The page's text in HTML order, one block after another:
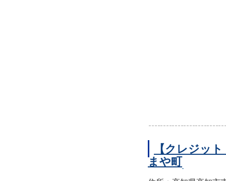
【クレジッ
まや町